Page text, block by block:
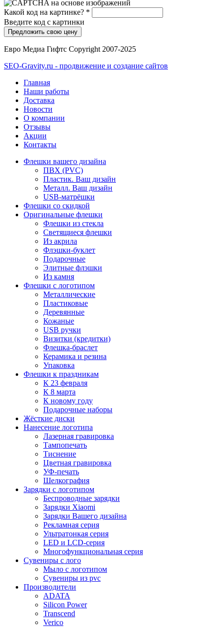
Какой код на картинке? *
Введите код с картинки
Евро Медиа Гифтс Copyright 2007-2025
SEO-Gravity.ru - продвижение и создание сайтов
Главная
Наши работы
Доставка
Новости
О компании
Отзывы
Акции
Контакты
Флешки вашего дизайна
ПВХ (PVC)
Пластик. Ваш дизайн
Металл. Ваш дизайн
USB-матрёшки
Флешки со скидкой
Оригинальные флешки
Флешки из стекла
Светящиеся флешки
Из акрила
Флэшки-буклет
Подарочные
Элитные флэшки
Из камня
Флешки с логотипом
Металлические
Пластиковые
Деревянные
Кожаные
USB ручки
Визитки (кредитки)
Флешка-браслет
Керамика и резина
Упаковка
Флешки к праздникам
К 23 февраля
К 8 марта
К новому году
Подарочные наборы
Жёсткие диски
Нанесение логотипа
Лазерная гравировка
Тампопечать
Тиснение
Цветная гравировка
УФ-печать
Шелкография
Зарядки с логотипом
Беспроводные зарядки
Зарядки Xiaomi
Зарядки Вашего дизайна
Рекламная серия
Ультратонкая серия
LED и LCD-серия
Многофункциональная серия
Сувениры с лого
Мыло с логотипом
Сувениры из pvc
Производители
ADATA
Silicon Power
Transcend
Verico